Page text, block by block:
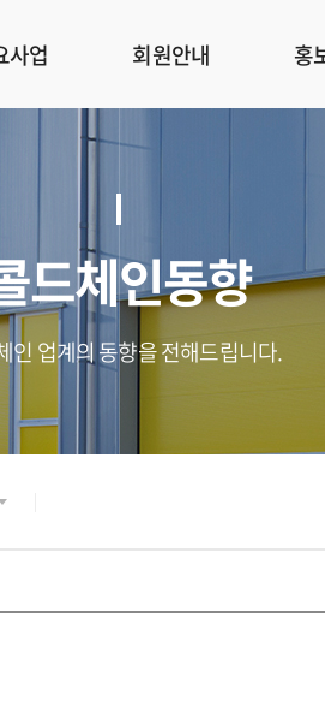
사업 회원안내 홍
드체인동향
인 업계의 동향을 전해드립니다.